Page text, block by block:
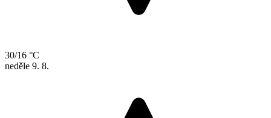
30/16 °C
neděle 9. 8.